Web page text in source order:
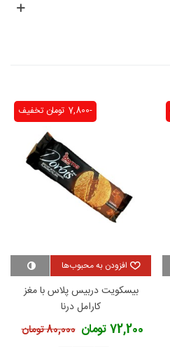
تخفیف -7,800 تومان
افزودن به محبوب‌ها
بیسکویت دربیس پلاس با مغز
کارامل درنا
72,200 تومان 80,000 تومان